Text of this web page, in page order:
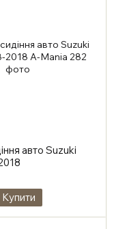
авто Suzuki
Купити